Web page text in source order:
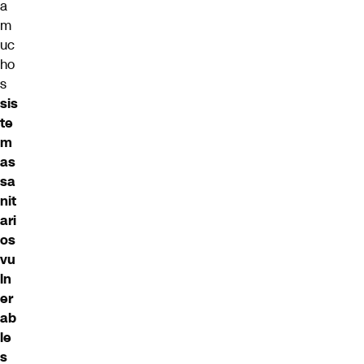
a
m
uc
ho
s
sis
te
m
as
sa
nit
ari
os
vu
ln
er
ab
le
s